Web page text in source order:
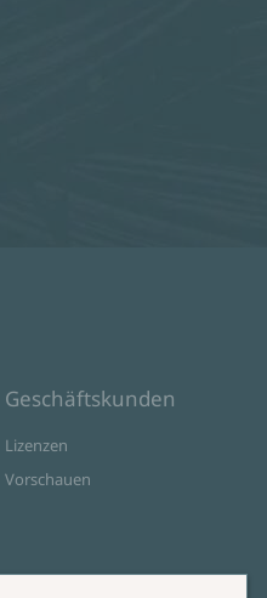
Geschäftskunden
Lizenzen
Vorschauen